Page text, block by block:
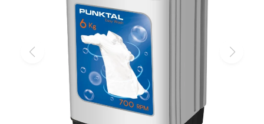
Tecnología
Climatización